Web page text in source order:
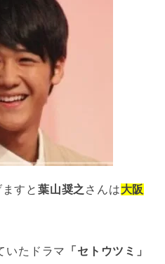
すと 葉山奨之 さんは大阪
いたドラマ
「セトウツミ」